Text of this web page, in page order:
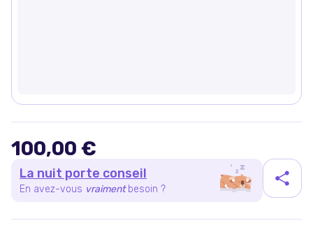
100,00 €
La nuit porte conseil
En avez-vous vraiment besoin ?